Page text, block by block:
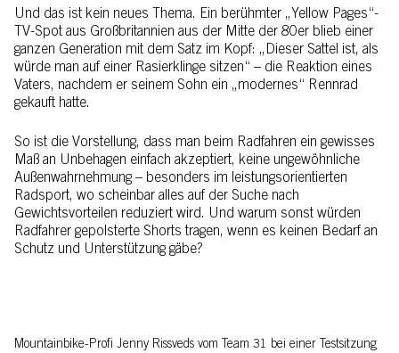
Und das ist kein neues Thema. Ein berühmter „Yellow Pages“-
TV-Spot aus Großbritannien aus der Mitte der 80er blieb einer
ganzen Generation mit dem Satz im Kopf: „Dieser Sattel ist, als
würde man auf einer Rasierklinge sitzen“ – die Reaktion eines
Vaters, nachdem er seinem Sohn ein „modernes“ Rennrad
gekauft hatte.
So ist die Vorstellung, dass man beim Radfahren ein gewisses
Maß an Unbehagen einfach akzeptiert, keine ungewöhnliche
Außenwahrnehmung – besonders im leistungsorientierten
Radsport, wo scheinbar alles auf der Suche nach
Gewichtsvorteilen reduziert wird. Und warum sonst würden
Radfahrer gepolsterte Shorts tragen, wenn es keinen Bedarf an
Schutz und Unterstützung gäbe?
Mountainbike-Profi Jenny Rissveds vom Team 31 bei einer Testsitzung